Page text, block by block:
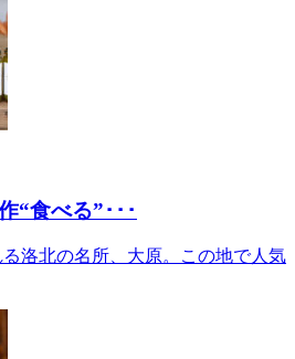
“食べる”･･･
洛北の名所、大原。この地で人気